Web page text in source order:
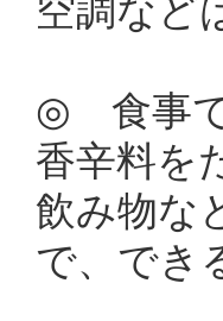
空調など
◎ 食事
香辛料を
飲み物な
で、でき